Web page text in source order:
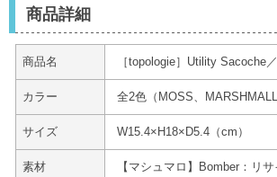
商品詳細
商品名 ［topologie］Utility Sacoche
カラー 全2色（ MOSS、
サイズ W15.4×H18×D5.4（cm）
素材 【マシュマロ】Bomber：リ